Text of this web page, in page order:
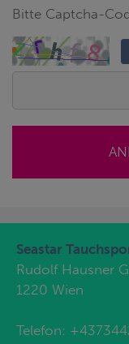
Bitte Captcha-
Seastar
Rudolf Hausner
1220 Wien
Telefon: